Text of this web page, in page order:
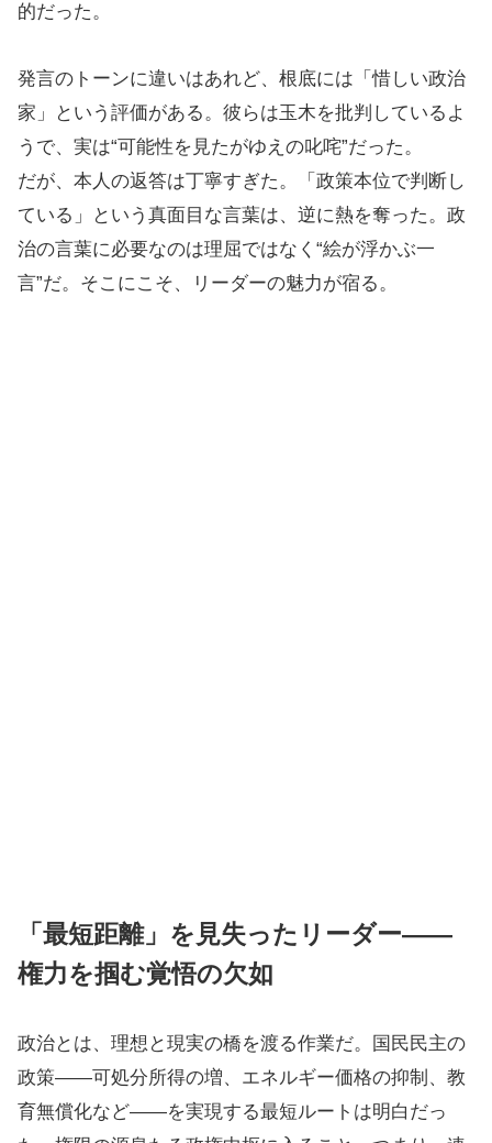
的だった。
発言のトーンに違いはあれど、根底には「惜しい政治
家」という評価がある。彼らは玉木を批判しているよ
うで、実は“可能性を見たがゆえの叱咤”だった。
だが、本人の返答は丁寧すぎた。「政策本位で判断し
ている」という真面目な言葉は、逆に熱を奪った。政
治の言葉に必要なのは理屈ではなく“絵が浮かぶ一
言”だ。そこにこそ、リーダーの魅力が宿る。
「最短距離」を見失ったリーダー――
権力を掴む覚悟の欠如
政治とは、理想と現実の橋を渡る作業だ。国民民主の
政策――可処分所得の増、エネルギー価格の抑制、教
育無償化など――を実現する最短ルートは明白だっ